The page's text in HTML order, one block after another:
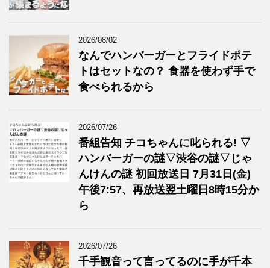
2026/08/02
なんでハンバーガーとフライドポテ
トはセットなの？ 食器を使わず手で
食べられるから
2026/07/26
番組告知 チコちゃんに叱られる! ▽
ハンバーガーの謎▽渋谷の謎▽じゃ
んけんの謎 初回放送日 7月31日(金)
午後7:57、再放送翌土曜日8時15分か
ら
2026/07/26
千手観音って言ってるのに手が千本